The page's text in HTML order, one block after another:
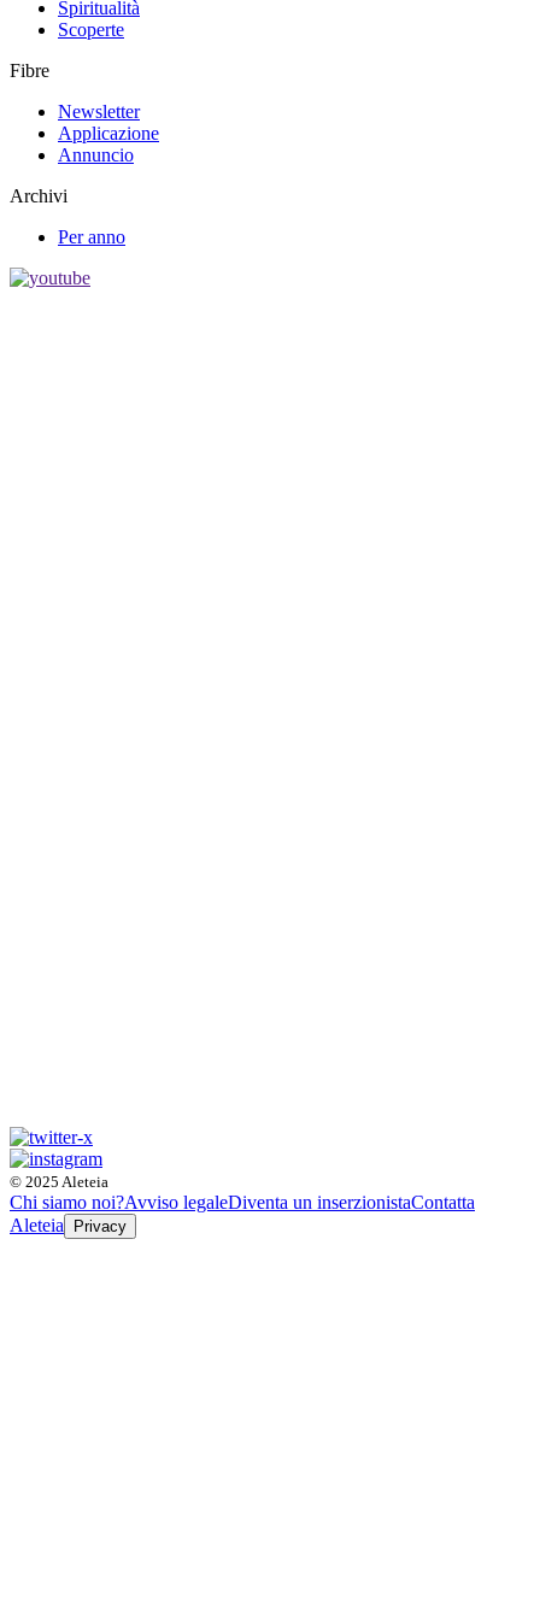
Spiritualità
Scoperte
Fibre
Newsletter
Applicazione
Annuncio
Archivi
Per anno
© 2025 Aleteia
Chi siamo noi?Avviso legaleDiventa un inserzionistaContatta
Aleteia
Privacy